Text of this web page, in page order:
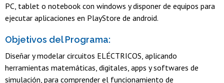
PC, tablet o notebook con windows y disponer de equipos para
ejecutar aplicaciones en PlayStore de android.
Objetivos del Programa:
Diseñar y modelar circuitos ELÉCTRICOS, aplicando
herramientas matemáticas, digitales, apps y softwares de
simulación, para comprender el funcionamiento de